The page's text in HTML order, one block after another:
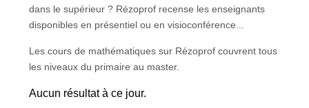
dans le supérieur ? Rézoprof recense les enseignants
disponibles en présentiel ou en visioconférence...
Les cours de mathématiques sur Rézoprof couvrent tous
les niveaux du primaire au master.
Aucun résultat à ce jour.